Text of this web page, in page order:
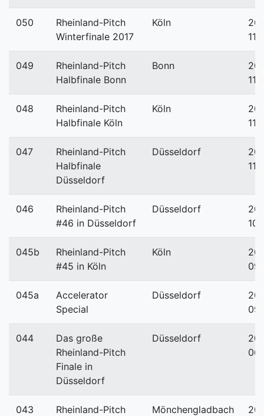
050
Rheinland-Pitch
Winterfinale 2017
Köln
11-
049
Rheinland-Pitch
Halbfinale Bonn
Bonn
11-
048
Rheinland-Pitch
Halbfinale Köln
Köln
11-
047
Rheinland-Pitch
Halbfinale
Düsseldorf
Düsseldorf
11-
046
Rheinland-Pitch
#46 in Düsseldorf
Düsseldorf
045b
Rheinland-Pitch
#45 in Köln
Köln
045a
Accelerator
Special
Düsseldorf
044
Das große
Rheinland-Pitch
Finale in
Düsseldorf
Düsseldorf
043
Rheinland-Pitch
Mönchengladbach